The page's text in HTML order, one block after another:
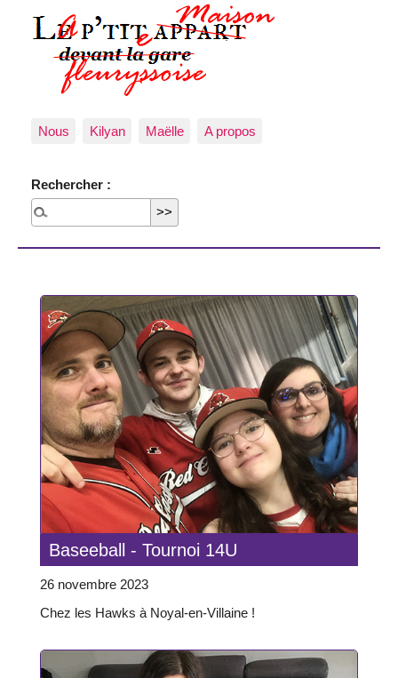
Nous Kilyan Maëlle A propos
Rechercher :
Baseeball - Tournoi 14U
26 novembre 2023
Chez les Hawks à Noyal-en-Villaine !